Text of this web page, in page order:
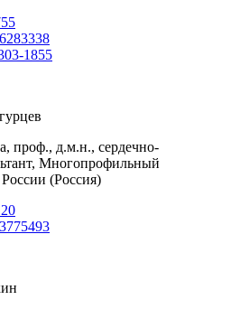
1855
проф., д.м.н., сердечно-
Многопрофильный
(Россия)